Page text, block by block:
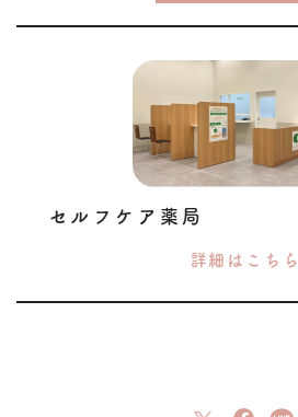
セルフケア薬局
詳細はこちら